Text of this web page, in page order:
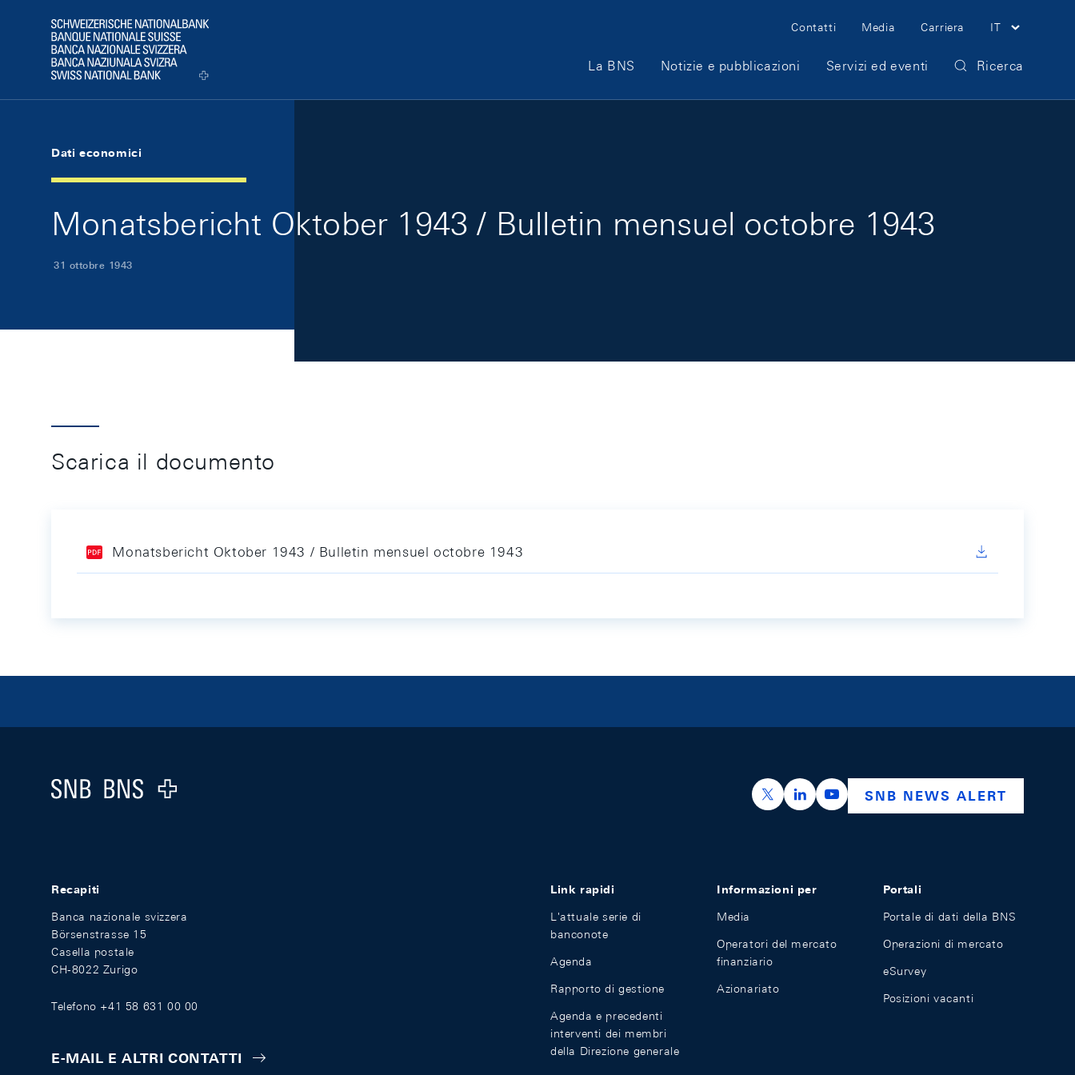
Logo
Meta Navigation
Contatti Media Carriera IT
Main Navigation
La BNS Notizie e pubblicazioni Servizi ed eventi Ricerca
Dati economici
Monatsbericht Oktober 1943 / Bulletin mensuel octobre 1943
31 ottobre 1943
Scarica il documento
Monatsbericht Oktober 1943 / Bulletin mensuel octobre 1943
Logo
https://x.com/snb_bns
https://ch.linkedin.com/company/swiss-
https://www.youtube.com/
SNB NEWS ALERT
Recapiti
Banca nazionale svizzera
Börsenstrasse 15
Casella postale
CH-8022 Zurigo
Telefono +41 58 631 00 00
E-MAIL E ALTRI CONTATTI
Link rapidi
L'attuale serie di
banconote
Agenda
Rapporto di gestione
Agenda e precedenti
interventi dei membri
della Direzione generale
Informazioni per
Media
Operatori del mercato
finanziario
Azionariato
Portali
Portale di dati della BNS
Operazioni di mercato
eSurvey
Posizioni vacanti